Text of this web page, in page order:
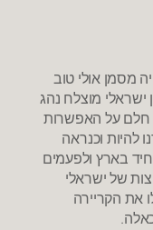
מסמן אולי טוב
מוצלח נהג
חלם על האפשרות
להיות וכנראה
בארץ ולפעמים
של ישראלי
את הקריירה